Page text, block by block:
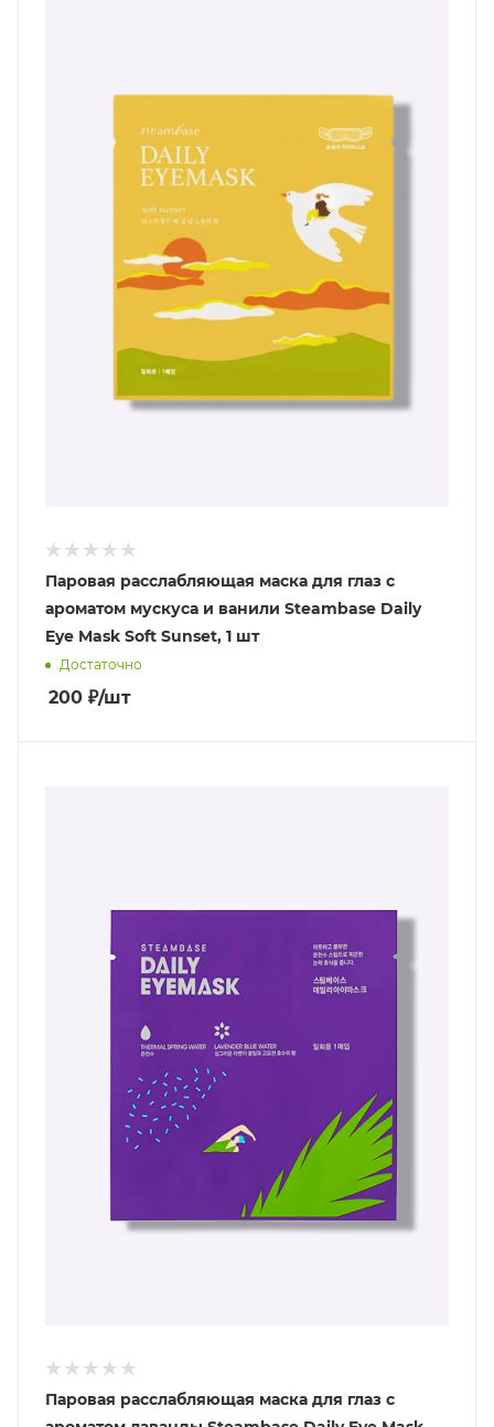
Паровая расслабляющая маска для глаз с
ароматом мускуса и ванили Steambase Daily
Eye Mask Soft Sunset, 1 шт
Достаточно
200 ₽/шт
Паровая расслабляющая маска для глаз с